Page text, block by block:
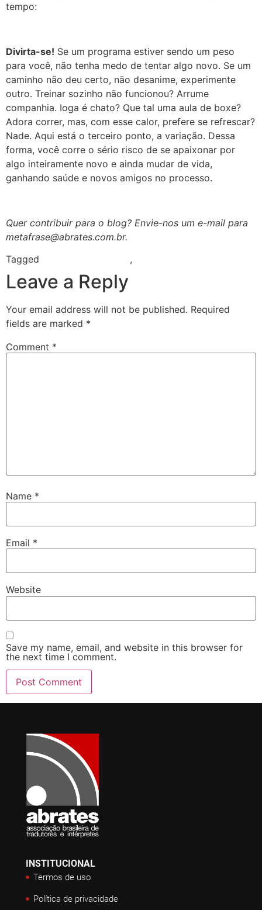
tempo:
Divirta-se! Se um programa estiver sendo um peso
para você, não tenha medo de tentar algo novo. Se um
caminho não deu certo, não desanime, experimente
outro. Treinar sozinho não funcionou? Arrume
companhia. Ioga é chato? Que tal uma aula de boxe?
Adora correr, mas, com esse calor, prefere se refrescar?
Nade. Aqui está o terceiro ponto, a variação. Dessa
forma, você corre o sério risco de se apaixonar por
algo inteiramente novo e ainda mudar de vida,
ganhando saúde e novos amigos no processo.
Quer contribuir para o blog? Envie-nos um e-mail para
metafrase@abrates.com.br.
Tagged
,
Leave a Reply
Your email address will not be published. Required
fields are marked *
Comment *
Name *
Email *
Website
Save my name, email, and website in this browser for
the next time I comment.
INSTITUCIONAL
Termos de uso
Política de privacidade